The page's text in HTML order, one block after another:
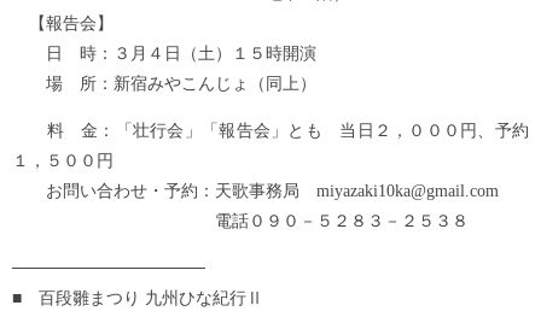
【報告会】
日 時：３月４日（土）１５時開演
場 所：新宿みやこんじょ（同上）
料 金：「壮行会」「報告会」とも 当日２，０００円、予約
１，５００円
お問い合わせ・予約：天歌事務局 miyazaki10ka@gmail.com
電話０９０－５２８３－２５３８
────────────────
■ 百段雛まつり 九州ひな紀行Ⅱ